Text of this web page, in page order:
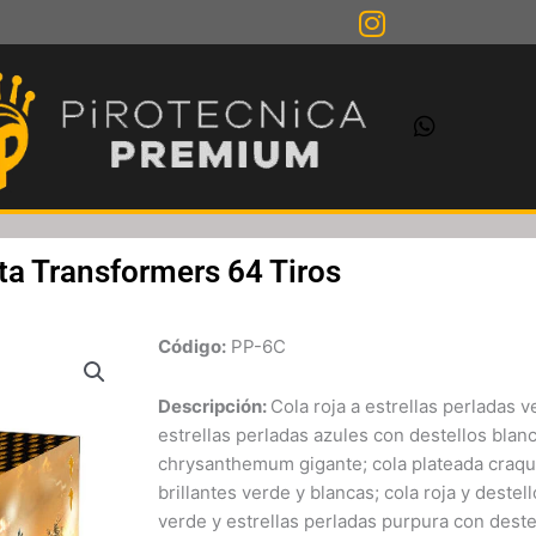
Transformers 64 Tiros
Código: PP-6C
Descripción: Cola roja a estrellas perladas
estrellas perladas azules con destellos
chrysanthemum gigante; cola plateada
brillantes verde y blancas; cola roja y
verde y estrellas perladas purpura con